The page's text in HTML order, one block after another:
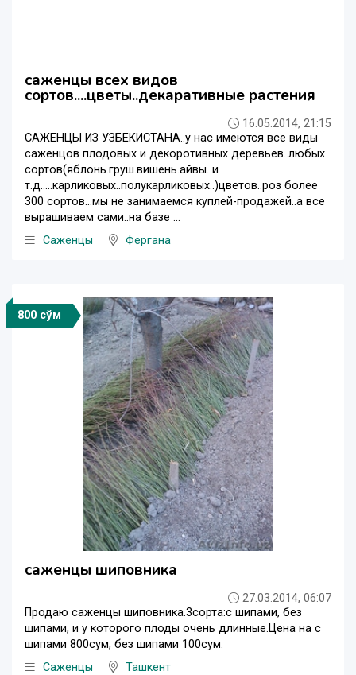
саженцы всех видов
сортов....цветы..декаративные растения
16.05.2014, 21:15
САЖЕНЦЫ ИЗ УЗБЕКИСТАНА..у нас имеются все виды
саженцов плодовых и декoротивных деревьев..любых
сортов(яблонь.груш.вишень.айвы. и
т.д.....карликовых..полукарликовых..)цветов..роз более
300 сортов...мы не занимаемся куплей-продажей..а все
вырашиваем сами..на базе ...
Саженцы
Фергана
800 сўм
саженцы шиповника
27.03.2014, 06:07
Продаю саженцы шиповника.3сорта:с шипами, без
шипами, и у которого плоды очень длинные.Цена на с
шипами 800сум, без шипами 100сум.
Саженцы
Ташкент